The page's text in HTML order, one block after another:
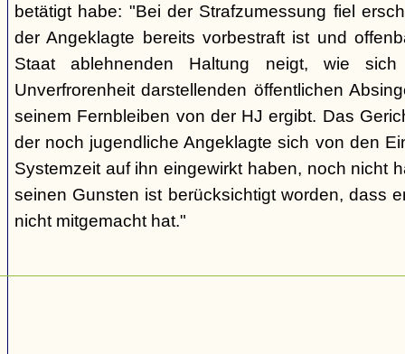
betätigt habe: "Bei der Strafzumessung fiel
der Angeklagte bereits vorbestraft ist und
Staat ablehnenden Haltung neigt, wie
Unverfrorenheit darstellenden öffentlichen
seinem Fernbleiben von der HJ ergibt. Das
der noch jugendliche Angeklagte sich von den
Systemzeit auf ihn eingewirkt haben, noch nicht
seinen Gunsten ist berücksichtigt worden, dass
nicht mitgemacht hat."